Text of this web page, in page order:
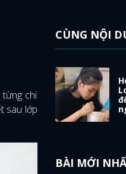
từng chi
sau lớp
CÙNG NỘI
BÀI MỚI